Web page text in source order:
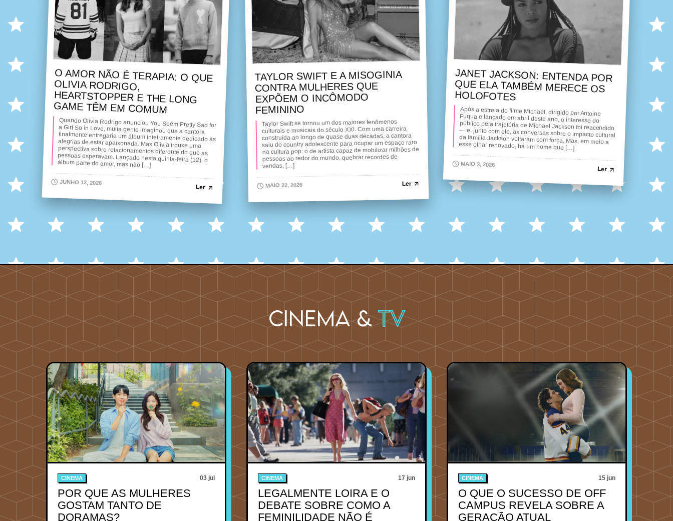
O AMOR NÃO É TERAPIA: O QUE
OLIVIA RODRIGO,
HEARTSTOPPER E THE LONG
GAME TÊM EM COMUM
Quando Olivia Rodrigo anunciou You Seem Pretty Sad for
a Girl So in Love, muita gente imaginou que a cantora
finalmente entregaria um álbum inteiramente dedicado às
alegrias de estar apaixonada. Mas Olivia trouxe uma
perspectiva sobre relacionamentos diferente do que as
pessoas esperavam. Lançado nesta quinta-feira (12), o
álbum parte do amor, mas não […]
JUNHO 12, 2026
Ler
TAYLOR SWIFT E A MISOGINIA
CONTRA MULHERES QUE
EXPÕEM O INCÔMODO
FEMININO
Taylor Swift se tornou um dos maiores fenômenos
culturais e musicais do século XXI. Com uma carreira
construída ao longo de quase duas décadas, a cantora
saiu do country adolescente para ocupar um espaço raro
na cultura pop: o de artista capaz de mobilizar milhões de
pessoas ao redor do mundo, quebrar recordes de
vendas, […]
MAIO 22, 2026 Ler
JANET JACKSON: ENTENDA POR
QUE ELA TAMBÉM MERECE OS
HOLOFOTES
Após a estreia do filme Michael, dirigido por Antoine
Fuqua e lançado em abril deste ano, o interesse do
público pela trajetória de Michael Jackson foi reacendido
— e, junto com ele, as conversas sobre o impacto cultural
da família Jackson voltaram com força. Mas, em meio a
esse olhar renovado, há um nome que […]
MAIO 3, 2026
Ler
Cinema &TV
CINEMA 03 jul
POR QUE AS MULHERES
GOSTAM TANTO DE
DORAMAS?
CINEMA 17 jun
LEGALMENTE LOIRA E O
DEBATE SOBRE COMO A
FEMINILIDADE NÃO É
CINEMA 15 jun
O QUE O SUCESSO DE OFF
CAMPUS REVELA SOBRE A
GERAÇÃO ATUAL